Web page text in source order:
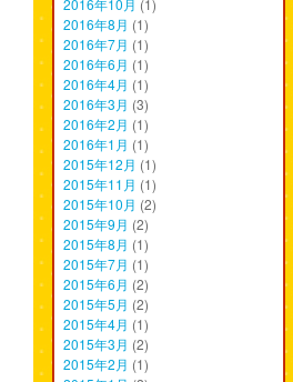
2016年10月 (1)
2016年8月 (1)
2016年7月 (1)
2016年6月 (1)
2016年4月 (1)
2016年3月 (3)
2016年2月 (1)
2016年1月 (1)
2015年12月 (1)
2015年11月 (1)
2015年10月 (2)
2015年9月 (2)
2015年8月 (1)
2015年7月 (1)
2015年6月 (2)
2015年5月 (2)
2015年4月 (1)
2015年3月 (2)
2015年2月 (1)